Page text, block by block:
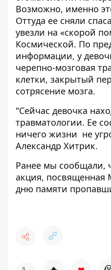
Возможно, именно
Оттуда ее сняли
увезли на «скорой
Космической. По
информации, у
черепно-мозговая
клетки, закрытый
сотрясение мозга.
"Сейчас девочка
травматологии. Ее
ничего жизни не
Александр Хитрик.
Ранее мы сообщали,
акция, посвященная
дню памяти